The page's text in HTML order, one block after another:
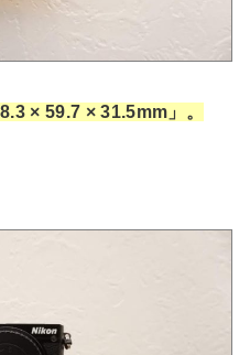
× 59.7 × 31.5mm」。